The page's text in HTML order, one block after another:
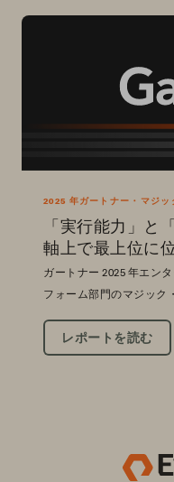
2025 年ガートナー・マジッ
「実行能力」と
軸上で最上位に
ガートナー 2025 年エン
フォーム部門のマジック
レポートを読む